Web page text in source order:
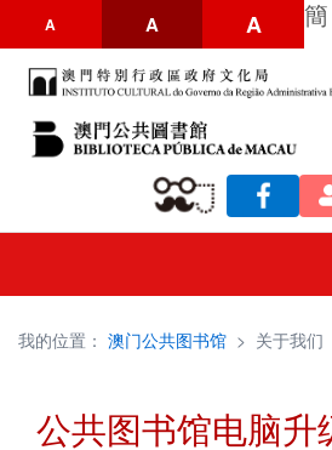
A A A 簡
我的位置： 澳门公共图书馆 > 关于我们
公共图书馆电脑升